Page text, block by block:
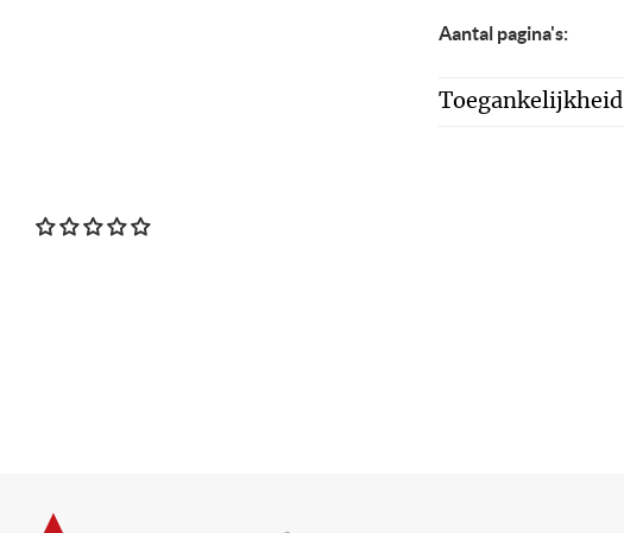
Aantal pagina's:
Toegankelijkheid